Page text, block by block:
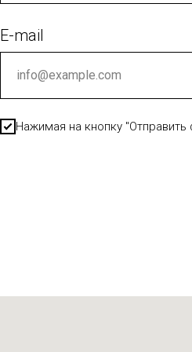
E-mail
Нажимая на кнопку